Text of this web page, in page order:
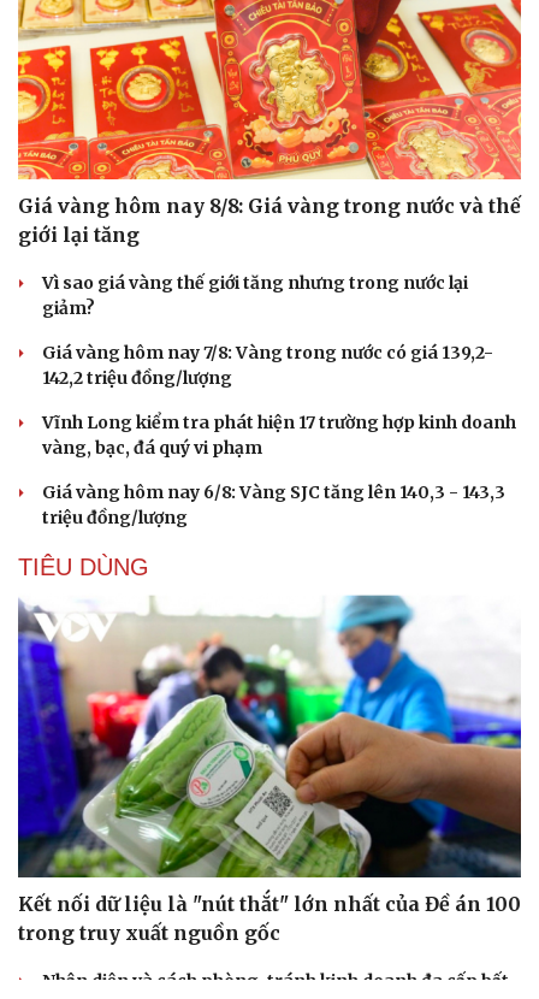
Giá vàng hôm nay 8/8: Giá vàng trong nước và thế
giới lại tăng
Vì sao giá vàng thế giới tăng nhưng trong nước lại
giảm?
Giá vàng hôm nay 7/8: Vàng trong nước có giá 139,2-
142,2 triệu đồng/lượng
Vĩnh Long kiểm tra phát hiện 17 trường hợp kinh doanh
vàng, bạc, đá quý vi phạm
Giá vàng hôm nay 6/8: Vàng SJC tăng lên 140,3 - 143,3
triệu đồng/lượng
TIÊU DÙNG
Kết nối dữ liệu là "nút thắt" lớn nhất của Đề án 100
trong truy xuất nguồn gốc
Nhận diện và cách phòng, tránh kinh doanh đa cấp bất